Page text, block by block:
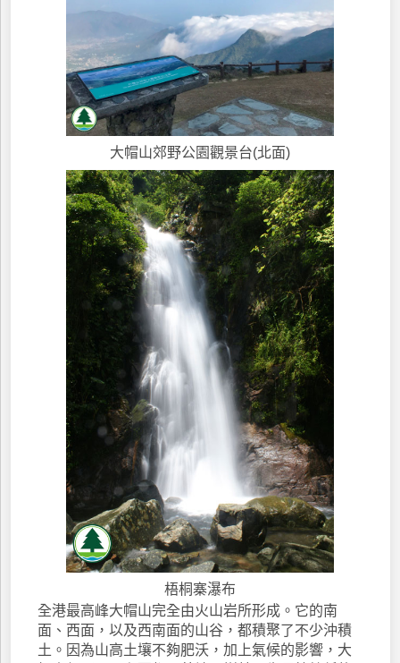
大帽山郊野公園觀景台(北面)
梧桐寨瀑布
全港最高峰大帽山完全由火山岩所形成。它的南
面、西面，以及西南面的山谷，都積聚了不少沖積
土。因為山高土壤不夠肥沃，加上氣候的影響，大